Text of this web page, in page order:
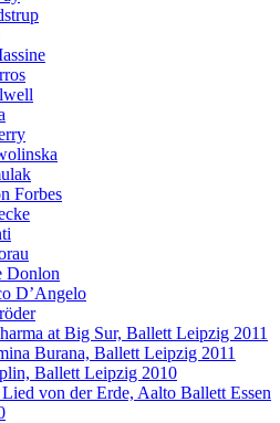
Forbes
Donlon
D’Angelo
at Big Sur, Ballett Leipzig 2011
Burana, Ballett Leipzig 2011
Ballett Leipzig 2010
von der Erde, Aalto Ballett Essen